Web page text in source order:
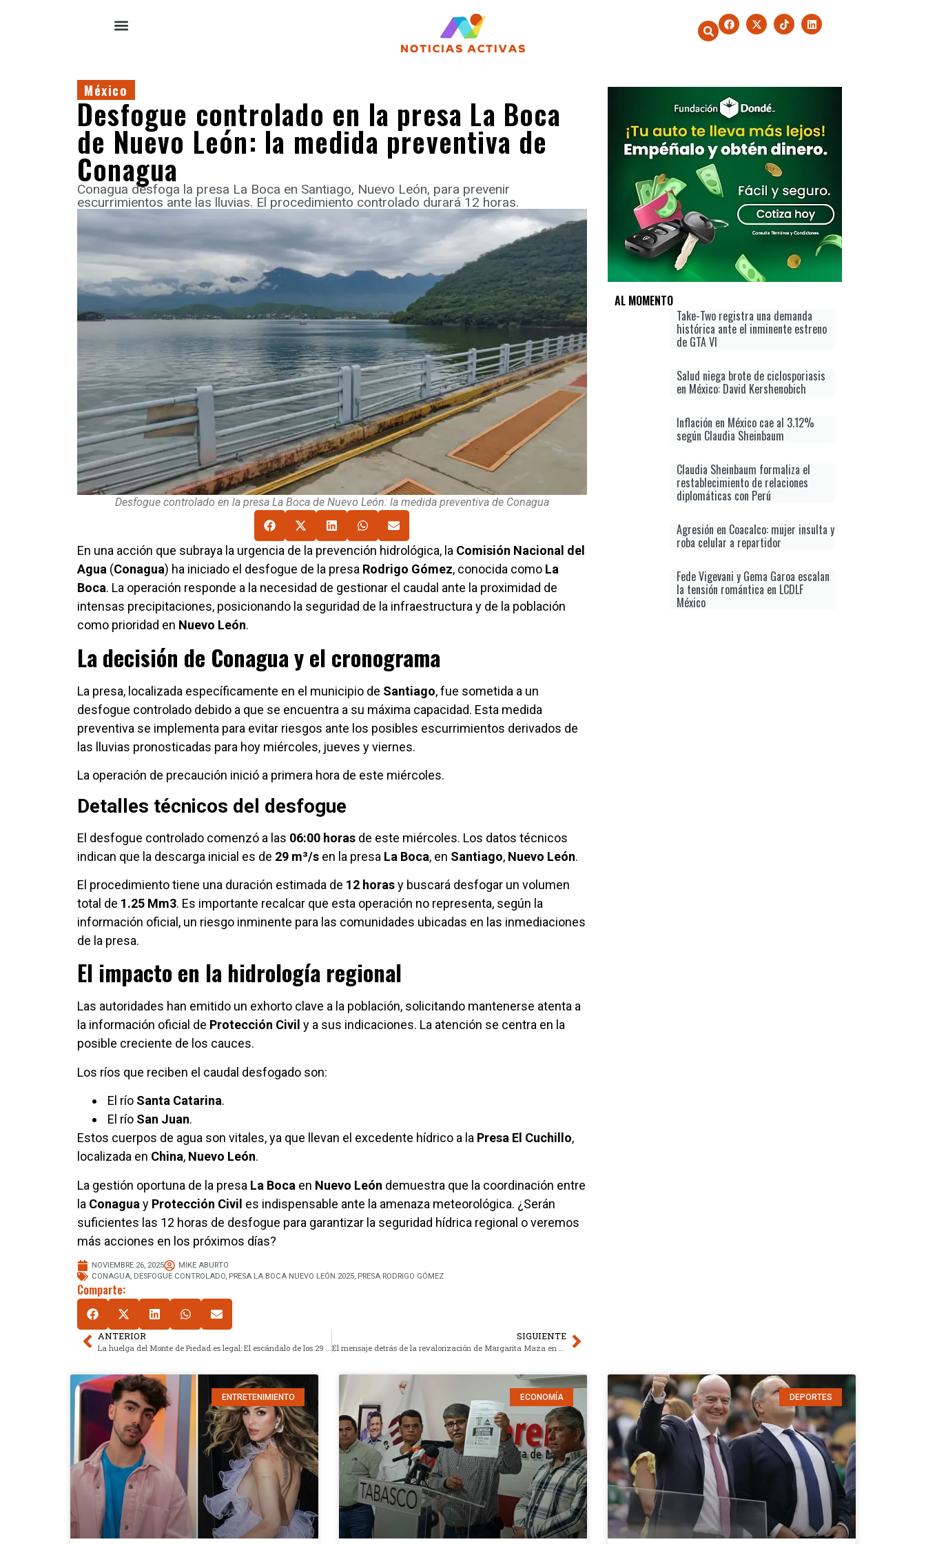
México
Desfogue controlado en la presa La Boca
de Nuevo León: la medida preventiva de
Conagua
Conagua desfoga la presa La Boca en Santiago, Nuevo León, para prevenir
escurrimientos ante las lluvias. El procedimiento controlado durará 12 horas.
Desfogue controlado en la presa La Boca de Nuevo León: la medida preventiva de Conagua
En una acción que subraya la urgencia de la prevención hidrológica, la Comisión Nacional del
Agua (Conagua) ha iniciado el desfogue de la presa Rodrigo Gómez, conocida como La
Boca. La operación responde a la necesidad de gestionar el caudal ante la proximidad de
intensas precipitaciones, posicionando la seguridad de la infraestructura y de la población
como prioridad en Nuevo León.
La decisión de Conagua y el cronograma
La presa, localizada específicamente en el municipio de Santiago, fue sometida a un
desfogue controlado debido a que se encuentra a su máxima capacidad. Esta medida
preventiva se implementa para evitar riesgos ante los posibles escurrimientos derivados de
las lluvias pronosticadas para hoy miércoles, jueves y viernes.
La operación de precaución inició a primera hora de este miércoles.
Detalles técnicos del desfogue
El desfogue controlado comenzó a las 06:00 horas de este miércoles. Los datos técnicos
indican que la descarga inicial es de 29 m³/s en la presa La Boca, en Santiago, Nuevo León.
El procedimiento tiene una duración estimada de 12 horasy buscará desfogar un volumen
total de 1.25 Mm3. Es importante recalcar que esta operación no representa, según la
información oficial, un riesgo inminente para las comunidades ubicadas en las inmediaciones
de la presa.
El impacto en la hidrología regional
Las autoridades han emitido un exhorto clave a la población, solicitando mantenerse atenta a
la información oficial de Protección Civil y a sus indicaciones. La atención se centra en la
posible creciente de los cauces.
Los ríos que reciben el caudal desfogado son:
El río Santa Catarina.
El río San Juan.
Estos cuerpos de agua son vitales, ya que llevan el excedente hídrico a la Presa El Cuchillo,
localizada en China, Nuevo León.
La gestión oportuna de la presa La Boca en Nuevo León demuestra que la coordinación entre
la Conagua y Protección Civil es indispensable ante la amenaza meteorológica. ¿Serán
suficientes las 12 horas de desfogue para garantizar la seguridad hídrica regional o veremos
más acciones en los próximos días?
NOVIEMBRE 26, 2025
MIKE ABURTO
CONAGUA, DESFOGUE CONTROLADO, PRESA LA BOCA NUEVO LEÓN 2025, PRESA RODRIGO GÓMEZ
Comparte:
ANTERIOR SIGUIENTE
AL MOMENTO
Take-Two registra una demanda
histórica ante el inminente estreno
de GTA VI
Salud niega brote de ciclosporiasis
en México: David Kershenobich
Inflación en México cae al 3.12%
según Claudia Sheinbaum
Claudia Sheinbaum formaliza el
restablecimiento de relaciones
diplomáticas con Perú
Agresión en Coacalco: mujer insulta y
roba celular a repartidor
Fede Vigevani y Gema Garoa escalan
la tensión romántica en LCDLF
México
ENTRETENIMIENTO ECONOMÍA DEPORTES